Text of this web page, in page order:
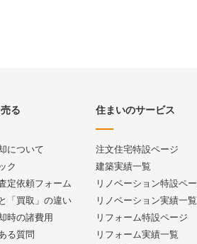
る
について
ク
定依頼フォーム
「買取」の違い
時の諸費用
る質問
住まいのサービス
注文住宅特設ページ
建築実績一覧
リノベーション特設ペ
リノベーション実績一覧
リフォーム特設ページ
リフォーム実績一覧